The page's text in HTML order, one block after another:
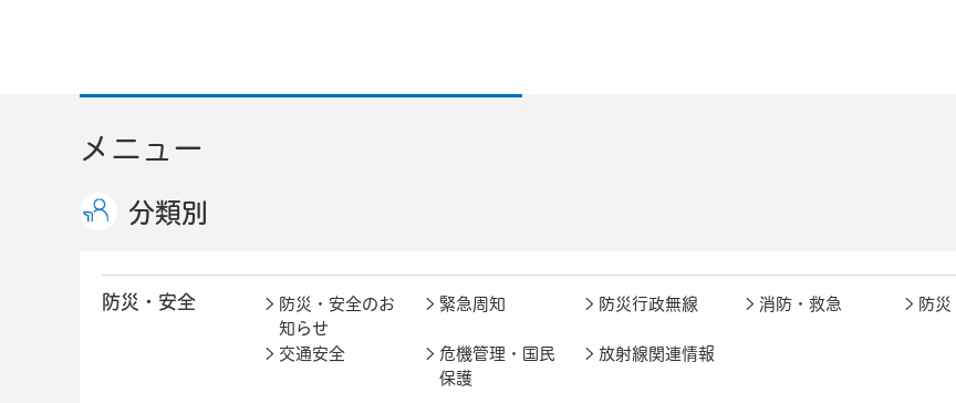
メニュー
分類別
防災・安全
防災・安全のお
知らせ
緊急周知 防災行政無線 消防・救急 防災
交通安全
危機管理・国民
保護
放射線関連情報